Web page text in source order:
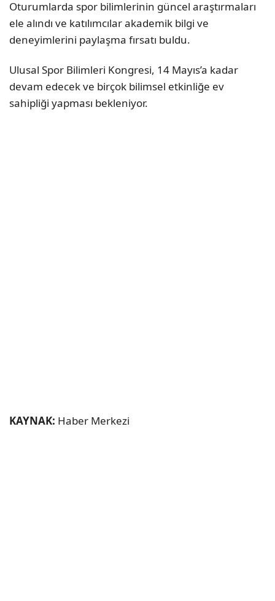
Oturumlarda spor bilimlerinin güncel araştırmaları
ele alındı ve katılımcılar akademik bilgi ve
deneyimlerini paylaşma fırsatı buldu.
Ulusal Spor Bilimleri Kongresi, 14 Mayıs’a kadar
devam edecek ve birçok bilimsel etkinliğe ev
sahipliği yapması bekleniyor.
KAYNAK: Haber Merkezi